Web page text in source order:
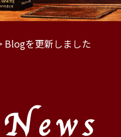
Blogを更新しました
News